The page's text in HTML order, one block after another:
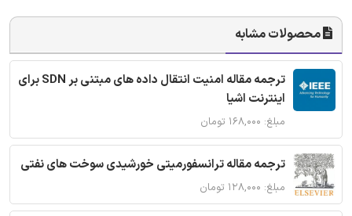
محصولات مشابه
ترجمه مقاله امنیت انتقال داده های مبتنی بر SDN برای
اینترنت اشیا
مبلغ: ۱۶۸,۰۰۰ تومان
ترجمه مقاله ترانسفورمیتی خورشیدی سوخت های نفتی
مبلغ: ۱۲۸,۰۰۰ تومان